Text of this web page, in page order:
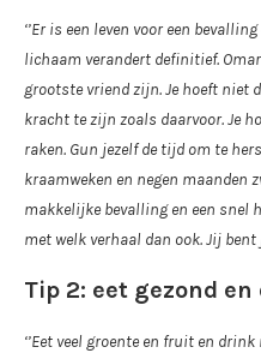
‘’Er is een leven voor een
lichaam verandert definitief.
grootste vriend zijn. Je hoeft niet
kracht te zijn zoals daarvoor. Je
raken. Gun jezelf de tijd om te
kraamweken en negen maanden
makkelijke bevalling en een snel
met welk verhaal dan ook. Jij bent
Tip 2: eet gezond
‘’Eet veel groente en fruit en